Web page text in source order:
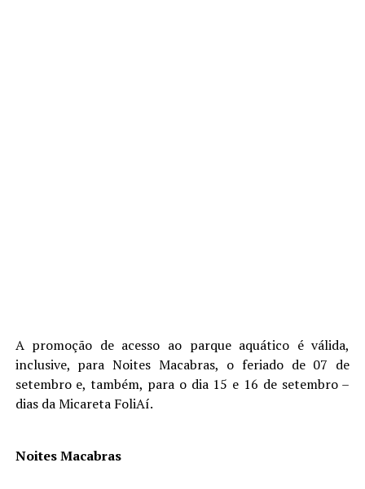
A promoção de acesso ao parque aquático é válida,
inclusive, para Noites Macabras, o feriado de 07 de
setembro e, também, para o dia 15 e 16 de setembro –
dias da Micareta FoliAí.
Noites Macabras